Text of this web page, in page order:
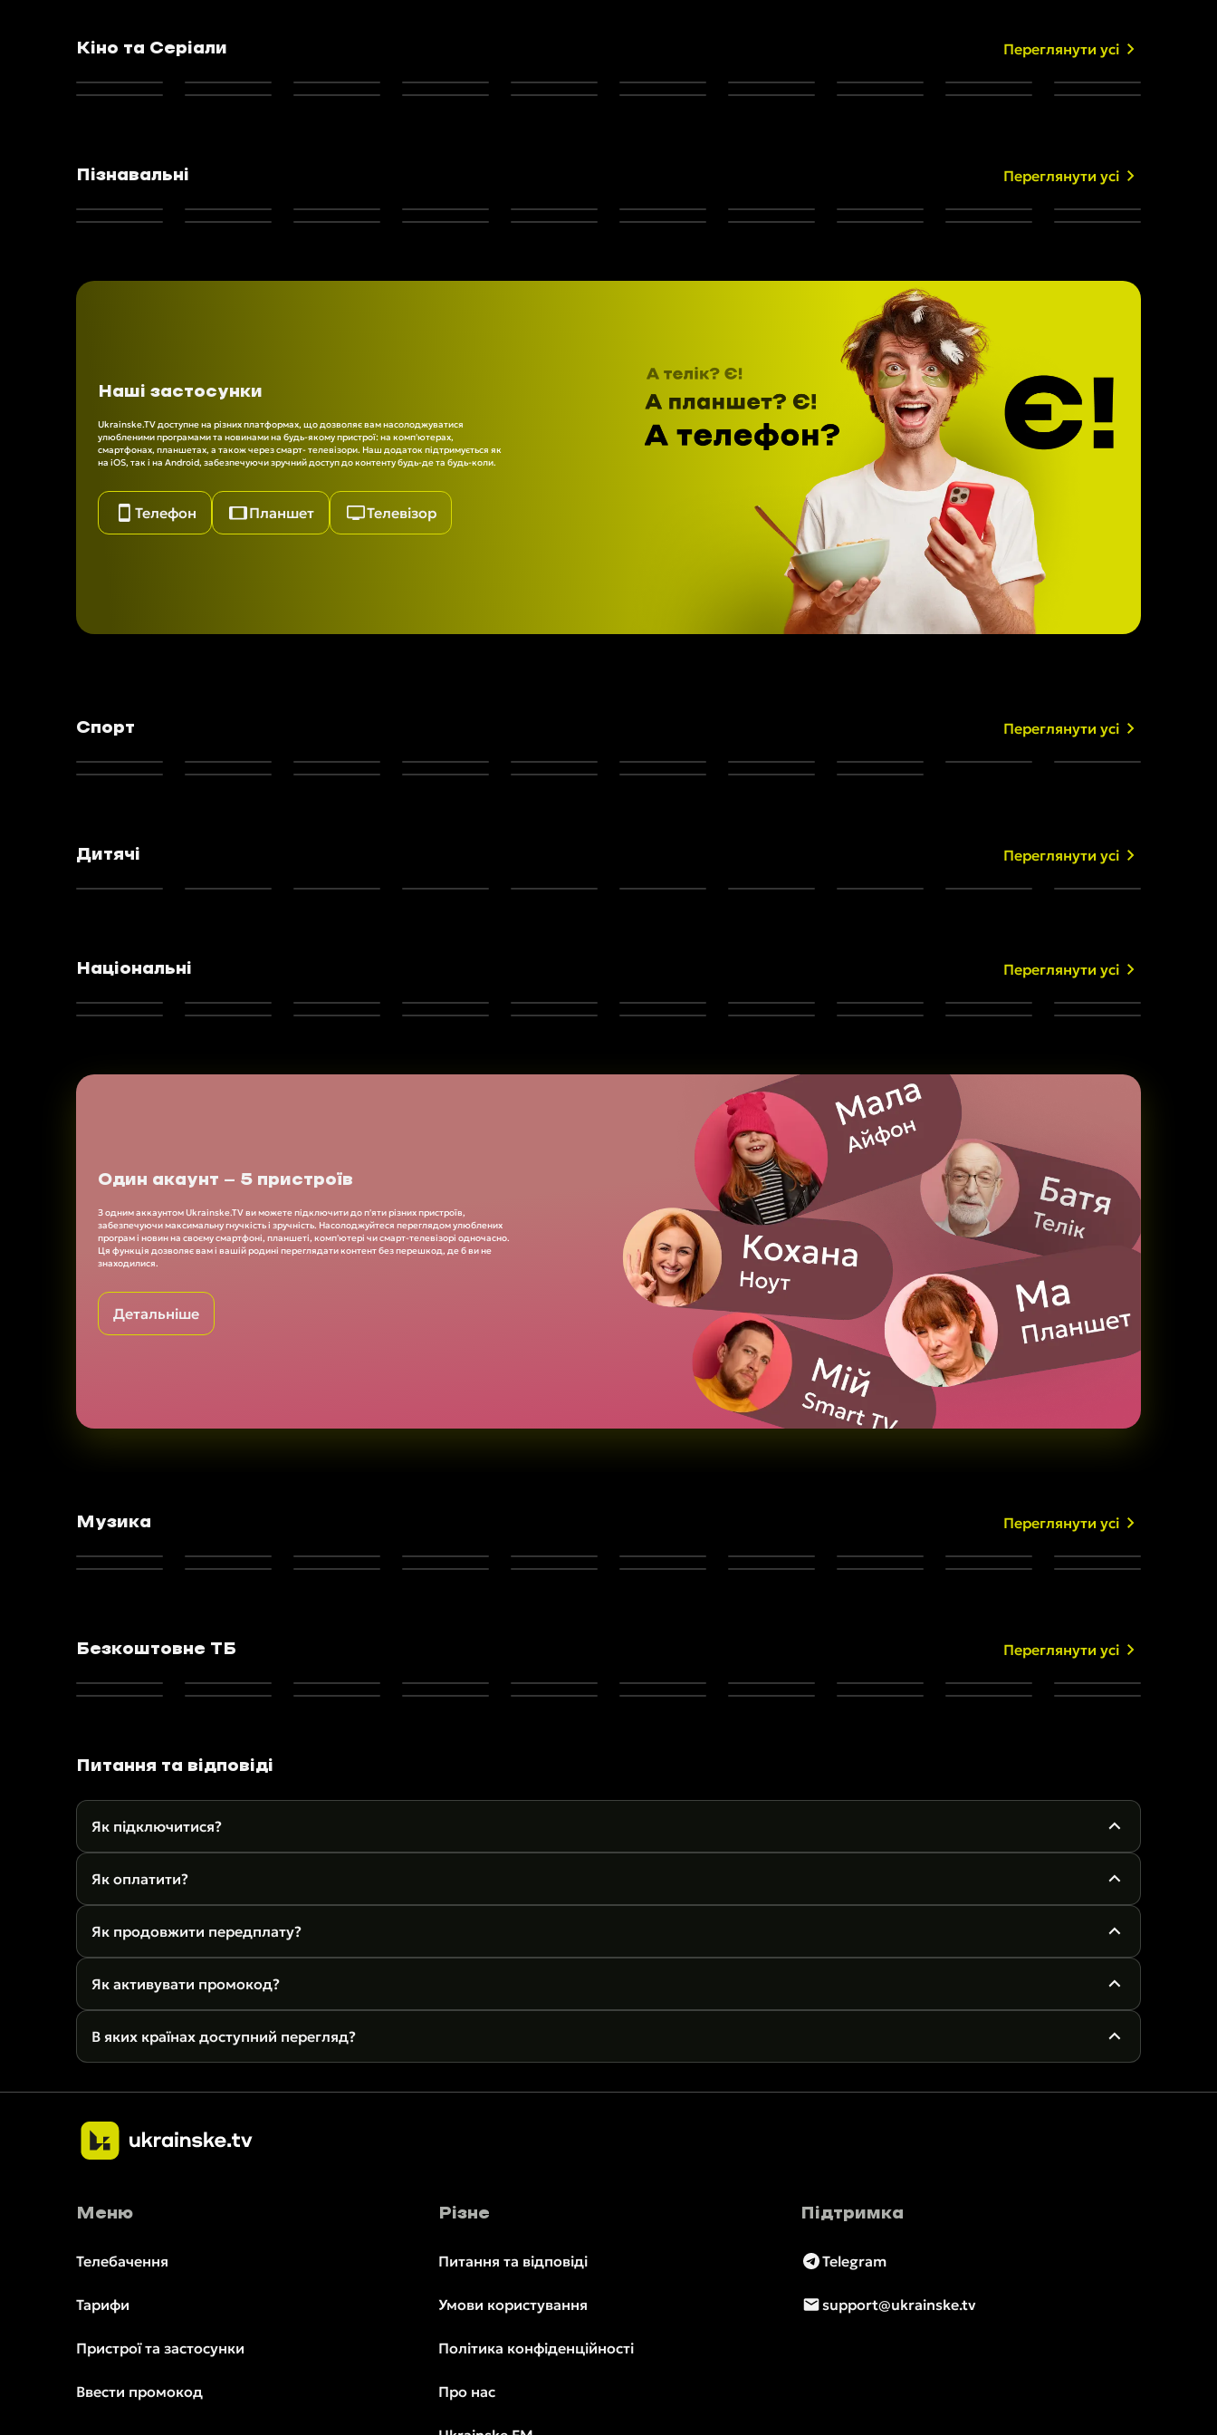
Кіно та Серіали Переглянути усі
Пізнавальні Переглянути усі
Наші застосунки
Ukrainske.TV доступне на різних платформах, що дозволяє вам насолоджуватися
улюбленими програмами та новинами на будь-якому пристрої: на комп'ютерах,
смартфонах, планшетах, а також через смарт- телевізори. Наш додаток підтримується як
на iOS, так і на Android, забезпечуючи зручний доступ до контенту будь-де та будь-коли.
Телефон Планшет Телевізор
Спорт Переглянути усі
Дитячі Переглянути усі
Національні Переглянути усі
Один акаунт — 5 пристроїв
З одним аккаунтом Ukrainske.TV ви можете підключити до п'яти різних пристроїв,
забезпечуючи максимальну гнучкість і зручність. Насолоджуйтеся переглядом улюблених
програм і новин на своєму смартфоні, планшеті, комп'ютері чи смарт-телевізорі одночасно.
Ця функція дозволяє вам і вашій родині переглядати контент без перешкод, де б ви не
знаходилися.
Детальніше
Музика Переглянути усі
Безкоштовне ТБ Переглянути усі
Питання та відповіді
Як підключитися?
Як оплатити?
Як продовжити передплату?
Як активувати промокод?
В яких країнах доступний перегляд?
Меню
Телебачення
Тарифи
Пристрої та застосунки
Ввести промокод
Різне
Питання та відповіді
Умови користування
Політика конфіденційності
Про нас
Підтримка
Telegram
support@ukrainske.tv